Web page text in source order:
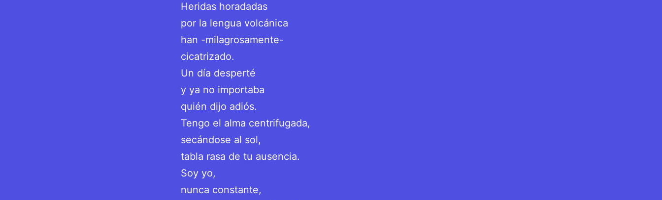
Heridas horadadas
por la lengua volcánica
han -milagrosamente-
cicatrizado.
Un día desperté
y ya no importaba
quién dijo adiós.
Tengo el alma centrifugada,
secándose al sol,
tabla rasa de tu ausencia.
Soy yo,
nunca constante,